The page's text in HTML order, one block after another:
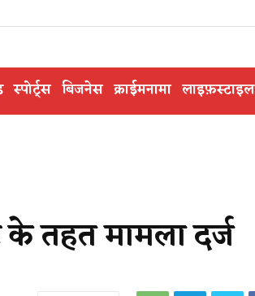
स्पोर्ट्स बिजनेस क्राईमनामा लाइफ़स्टाइल
तहत मामला दर्ज